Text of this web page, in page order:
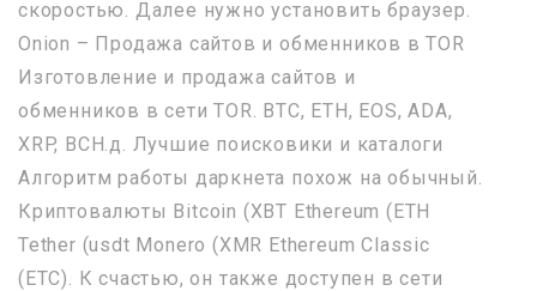
скоростью. Далее нужно установить браузер.
Onion – Продажа сайтов и обменников в TOR
Изготовление и продажа сайтов и
обменников в сети TOR. BTC, ETH, EOS, ADA,
XRP, BCH.д. Лучшие поисковики и каталоги
Алгоритм работы даркнета похож на обычный.
Криптовалюты Bitcoin (XBT Ethereum (ETH
Tether (usdt Monero (XMR Ethereum Classic
(ETC). К счастью, он также доступен в сети